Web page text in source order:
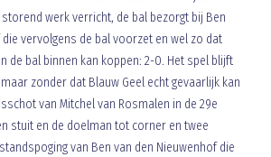
werk verricht, de bal bezorgt bij Ben
vervolgens de bal voorzet en wel zo dat
de bal binnen kan koppen: 2-0. Het spel blijft
zonder dat Blauw Geel echt gevaarlijk kan
van Mitchel van Rosmalen in de 29e
stuit en de doelman tot corner en twee
van Ben van den Nieuwenhof die